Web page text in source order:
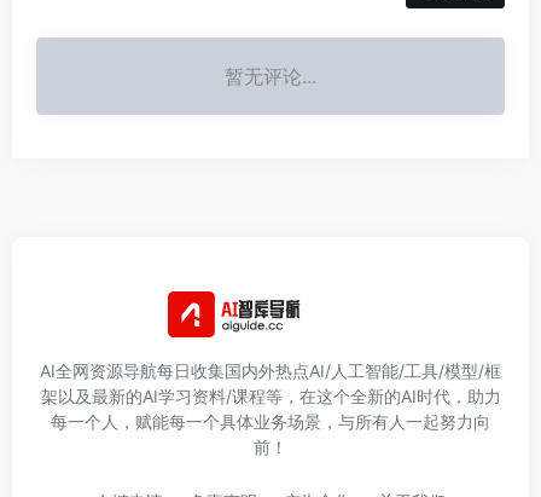
暂无评论...
AI全网资源导航每日收集国内外热点AI/人工智能/工具/模型/框
架以及最新的AI学习资料/课程等，在这个全新的AI时代，助力
每一个人，赋能每一个具体业务场景，与所有人一起努力向
前！